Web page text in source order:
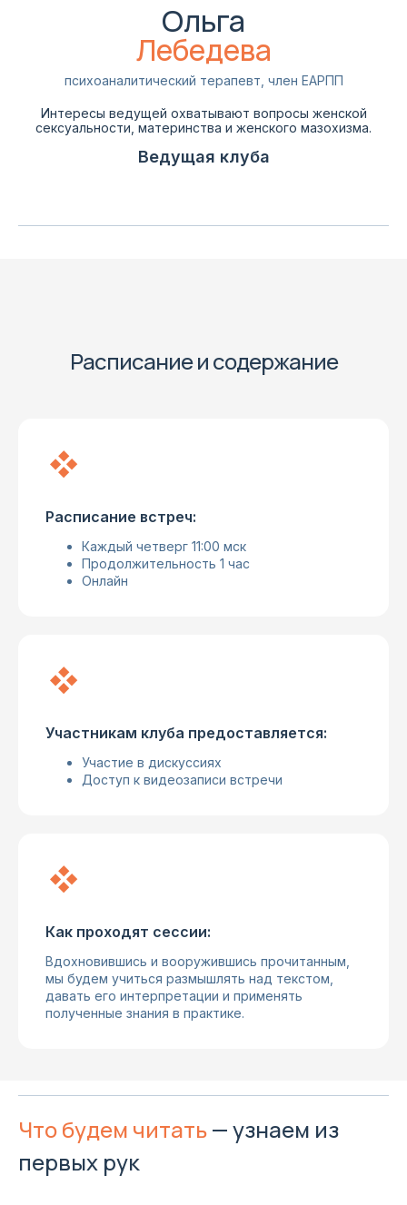
Ольга
Лебедева
психоаналитический терапевт, член ЕАРПП
Интересы ведущей охватывают вопросы женской
сексуальности, материнства и женского мазохизма.
Ведущая клуба
Расписание и содержание
Расписание встреч:
Каждый четверг 11:00 мск
Продолжительность 1 час
Онлайн
Участникам клуба предоставляется:
Участие в дискуссиях
Доступ к видеозаписи встречи
Как проходят сессии:
Вдохновившись и вооружившись прочитанным,
мы будем учиться размышлять над текстом,
давать его интерпретации и применять
полученные знания в практике.
Что будем читать— узнаем из
первых рук